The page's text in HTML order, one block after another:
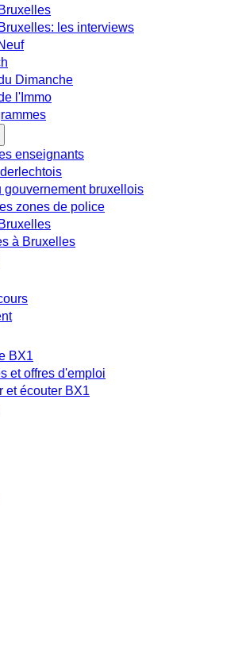
les interviews
Dimanche
l'Immo
enseignants
gouvernement bruxellois
zones de police
à Bruxelles
BX1
et offres d'emploi
et écouter BX1